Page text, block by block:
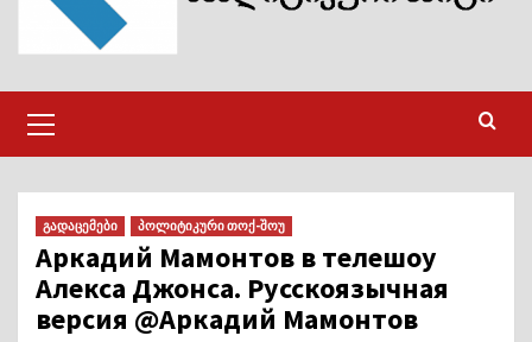
Menu
გადაცემები პოლიტიკური თოქ-შოუ
Аркадий Мамонтов в телешоу
Алекса Джонса. Русскоязычная
версия @Аркадий Мамонтов